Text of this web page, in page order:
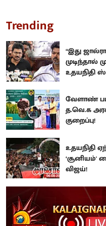
Trending
“இது
முடிந்தால்
உதயநிதி
வேளாண்
த.வெ.க
குறைப்பு!
உதயநிதி
‘சூனியம்'
விஜய்!